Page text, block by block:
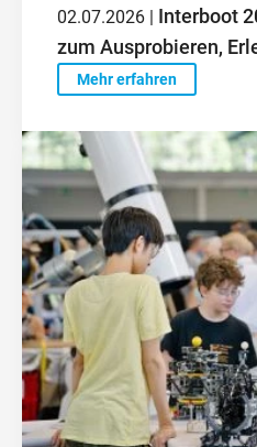
02.07.2026 | Interboot
zum Ausprobieren,
Mehr erfahren